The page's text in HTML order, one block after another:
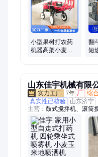
锤、劈裂机、绳锯机、随
动玻璃吸盘、生物质燃烧
机、制氮机、扫地车
小型果树打农药
机器高架小麦自
翻
短
山东佳宇机械有限
7年 厂 综
真实性已核验
山东济宁
主营： 鼓式搅拌机、滚筒
轮打药机、剪草机、灰斗
合机、干湿分离机、树枝
选机、履带微耕机、油
机、路面切割机、小红